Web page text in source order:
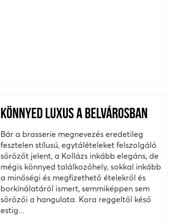
KÖNNYED LUXUS A BELVÁROSBAN
Bár a brasserie megnevezés eredetileg
fesztelen stílusú, egytálételeket felszolgáló
sörözőt jelent, a Kollázs inkább elegáns, de
mégis könnyed találkozóhely, sokkal inkább
a minőségi és megfizethető ételekről és
borkínálatáról ismert, semmiképpen sem
sörözői a hangulata. Kora reggeltől késő
estig...